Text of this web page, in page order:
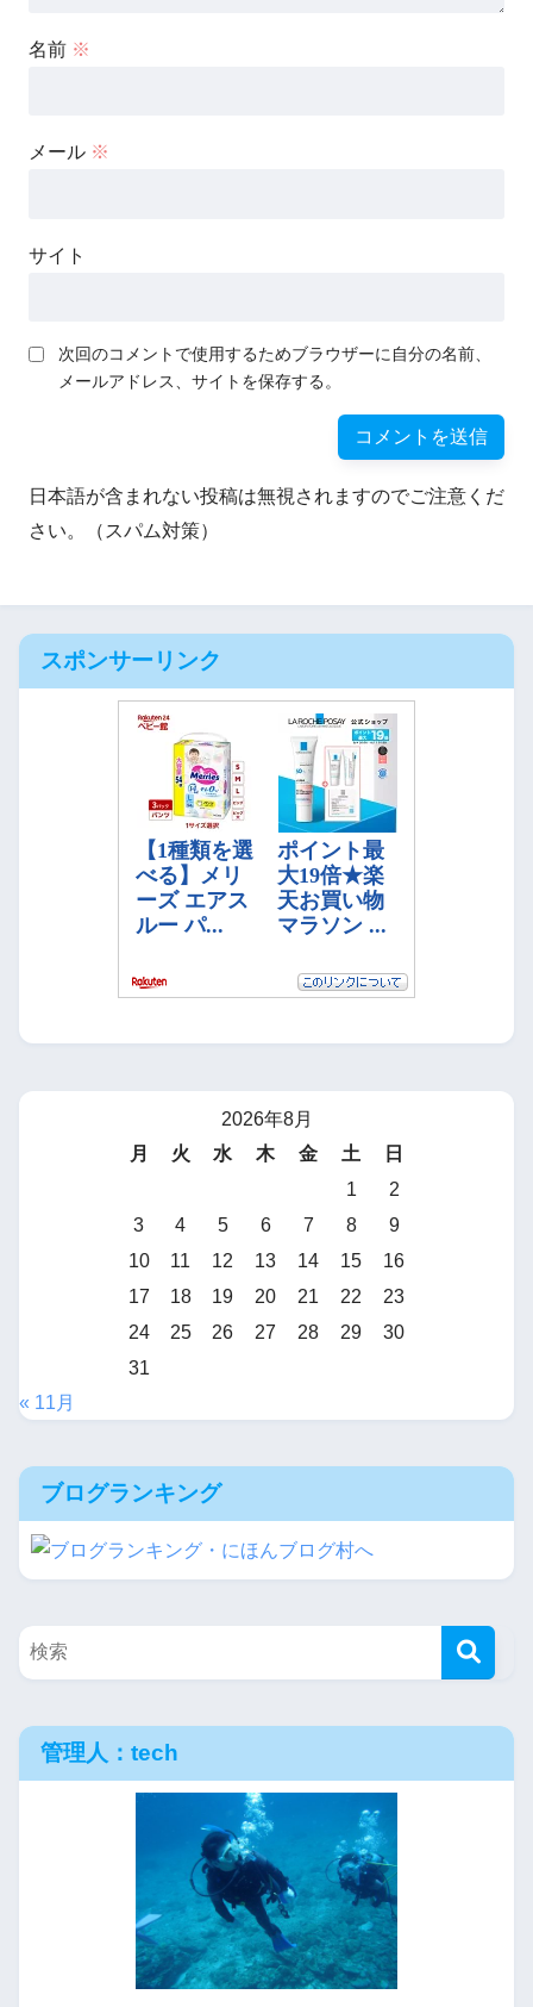
名前 ※
メール ※
サイト
次回のコメントで使用するためブラウザーに自分の名前、
メールアドレス、サイトを保存する。
日本語が含まれない投稿は無視されますのでご注意くだ
さい。（スパム対策）
スポンサーリンク
2026年8月
月
火 水 木 金 土
日
1
2
3
4 5 6 7 8
9
10
11 12 13 14 15
16
17
18 19 20 21 22
23
24
25 26 27 28 29
30
31
« 11月
ブログランキング
管理人：tech